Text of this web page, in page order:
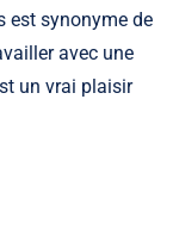
est synonyme de
avec une
un vrai plaisir